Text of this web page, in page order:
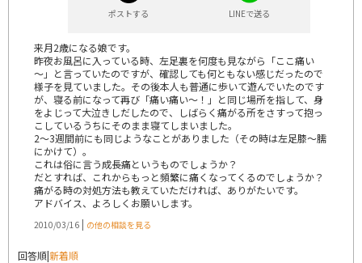
ポストする LINEで送る
来月2歳になる娘です。
昨夜お風呂に入っている時、左足裏を何度も見ながら「ここ痛い
～」と言っていたのですが、確認しても何ともない感じだったので
様子を見ていました。その後本人も普通に歩いて遊んでいたのです
が、寝る前になって再び「痛い痛い～！」と同じ場所を指して、身
をよじって大泣きしだしたので、しばらく痛がる所をさすって抱っ
こしているうちにそのまま寝てしまいました。
2～3週間前にも同じようなことがありました（その時は左足膝～臑
にかけて）。
これは俗に言う成長痛というものでしょうか？
だとすれば、これからもっと頻繁に痛くなってくるのでしょうか？
痛がる時の対処方法も教えていただければ、ありがたいです。
アドバイス、よろしくお願いします。
2010/03/16 | の他の相談を見る
回答順|新着順